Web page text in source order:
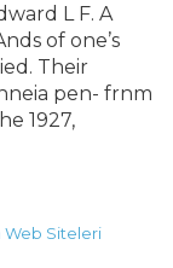
L F. A
of one’s
Their
pen- frnm
1927,
Web Siteleri